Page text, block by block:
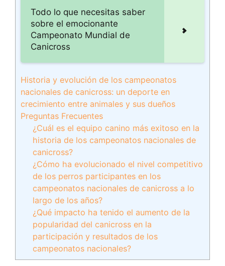
Todo lo que necesitas saber
sobre el emocionante
Campeonato Mundial de
Canicross
Historia y evolución de los campeonatos
nacionales de canicross: un deporte en
crecimiento entre animales y sus dueños
Preguntas Frecuentes
¿Cuál es el equipo canino más exitoso en la
historia de los campeonatos nacionales de
canicross?
¿Cómo ha evolucionado el nivel competitivo
de los perros participantes en los
campeonatos nacionales de canicross a lo
largo de los años?
¿Qué impacto ha tenido el aumento de la
popularidad del canicross en la
participación y resultados de los
campeonatos nacionales?